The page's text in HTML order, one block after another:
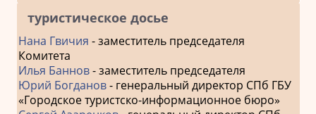
туристическое досье
Нана Гвичия - заместитель председателя
Комитета
Илья Баннов- заместитель председателя
Юрий Богданов- генеральный директор СПб ГБУ
«Городское туристско-информационное бюро»